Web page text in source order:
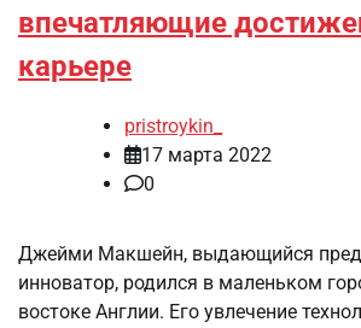
впечатляющие
карьере
pristroykin_
17 марта 2022
0
Джейми Макшейн, выдающийся
инноватор, родился в маленьком
востоке Англии. Его увлечение